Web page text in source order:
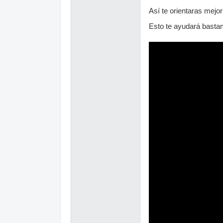
Así te orientaras
Esto te ayudará